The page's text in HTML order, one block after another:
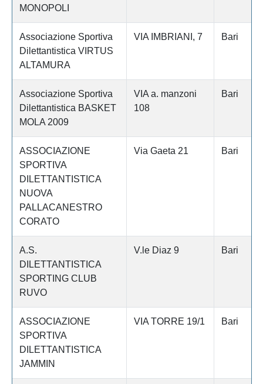
MONOPOLI
Associazione Sportiva
Dilettantistica VIRTUS
ALTAMURA
VIA IMBRIANI, 7 Bari
Associazione Sportiva
Dilettantistica BASKET
MOLA 2009
VIA a. manzoni
108
Bari
ASSOCIAZIONE
SPORTIVA
DILETTANTISTICA
NUOVA
PALLACANESTRO
CORATO
Via Gaeta 21 Bari
A.S.
DILETTANTISTICA
SPORTING CLUB
RUVO
V.le Diaz 9 Bari
ASSOCIAZIONE
SPORTIVA
DILETTANTISTICA
JAMMIN
VIA TORRE 19/1 Bari